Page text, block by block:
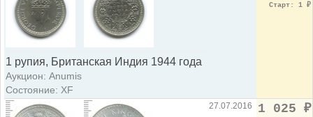
1 рупия, Британская Индия 1944 года
Аукцион: Anumis
Состояние: XF
Старт: 1 ₽
27.07.2016 1 025 ₽